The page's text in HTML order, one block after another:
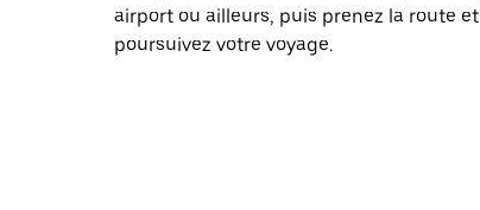
airport ou ailleurs, puis prenez la route et
poursuivez votre voyage.